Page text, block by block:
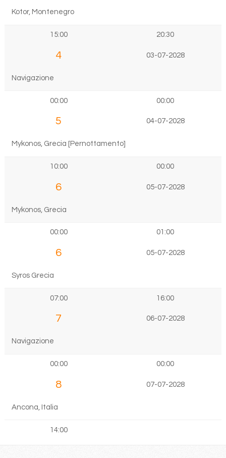
Kotor, Montenegro
15:00 20:30
4 03-07-2028
Navigazione
00:00 00:00
5 04-07-2028
Mykonos, Grecia [Pernottamento]
10:00 00:00
6 05-07-2028
Mykonos, Grecia
00:00 01:00
6 05-07-2028
Syros Grecia
07:00 16:00
7 06-07-2028
Navigazione
00:00 00:00
8 07-07-2028
Ancona, Italia
14:00